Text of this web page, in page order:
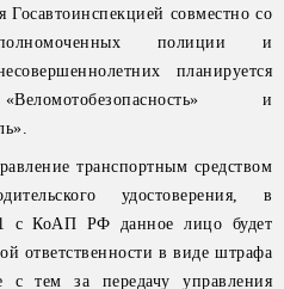
совместно со
полиции и
планируется
и
транспортным средством
удостоверения, в
с КоАП РФ данное лицо будет
ответственности в виде штрафа
тем за передачу управления